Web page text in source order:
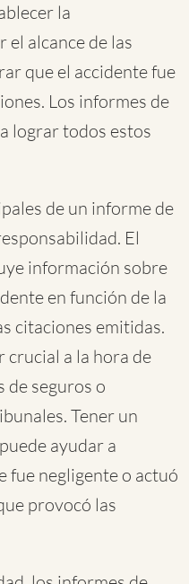
la
alcance de las
que el accidente fue
Los informes de
lograr todos estos
de un informe de
El
información sobre
en función de la
citaciones emitidas.
crucial a la hora de
de seguros o
Tener un
ayudar a
fue negligente o actuó
provocó las